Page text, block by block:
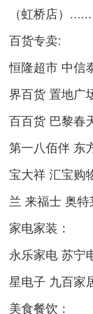
（虹桥店）......
百货专卖:
恒隆超市 中信
界百货 置地广
百百货 巴黎春
第一八佰伴 东
宝大祥 汇宝购
兰 来福士 奥特
家电家装：
永乐家电 苏宁
星电子 九百家
美食餐饮：